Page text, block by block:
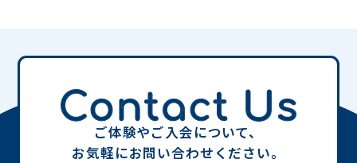
ご体験やご入会について、
お気軽にお問い合わせください。